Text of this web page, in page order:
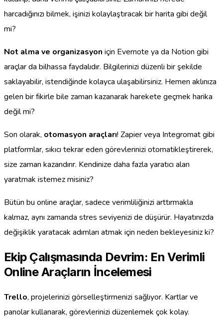
harcadığınızı bilmek, işinizi kolaylaştıracak bir harita gibi değil
mi?
Not alma ve organizasyon için Evernote ya da Notion gibi
araçlar da bilhassa faydalıdır. Bilgilerinizi düzenli bir şekilde
saklayabilir, istendiğinde kolayca ulaşabilirsiniz. Hemen aklınıza
gelen bir fikirle bile zaman kazanarak harekete geçmek harika
değil mi?
Son olarak, otomasyon araçları! Zapier veya Integromat gibi
platformlar, sıkıcı tekrar eden görevlerinizi otomatikleştirerek,
size zaman kazandırır. Kendinize daha fazla yaratıcı alan
yaratmak istemez misiniz?
Bütün bu online araçlar, sadece verimliliğinizi arttırmakla
kalmaz, aynı zamanda stres seviyenizi de düşürür. Hayatınızda
değişiklik yaratacak adımları atmak için neden bekleyesiniz ki?
Ekip Çalışmasında Devrim: En Verimli
Online Araçların İncelemesi
Trello, projelerinizi görselleştirmenizi sağlıyor. Kartlar ve
panolar kullanarak, görevlerinizi düzenlemek çok kolay.